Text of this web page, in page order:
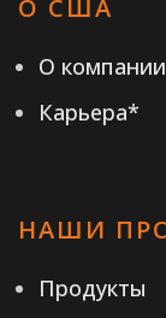
О США
О
Карьера*
НАШИ
Продукты